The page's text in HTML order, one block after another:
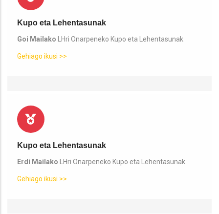
Kupo eta Lehentasunak
Goi Mailako LHri Onarpeneko Kupo eta Lehentasunak
Gehiago ikusi >>
Kupo eta Lehentasunak
Erdi Mailako LHri Onarpeneko Kupo eta Lehentasunak
Gehiago ikusi >>